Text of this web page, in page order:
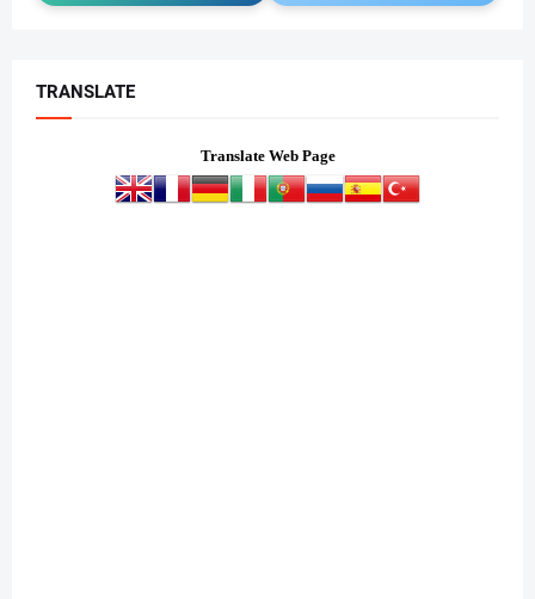
TRANSLATE
Translate Web Page